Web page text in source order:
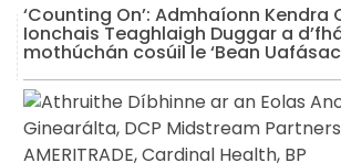
‘Counting On’: Admhaíonn Kendra
Ionchais Teaghlaigh Duggar a
mothúchán cosúil le ‘Bean